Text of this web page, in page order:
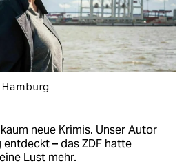
neue Krimis. Unser Autor
– das ZDF hatte
Lust mehr.